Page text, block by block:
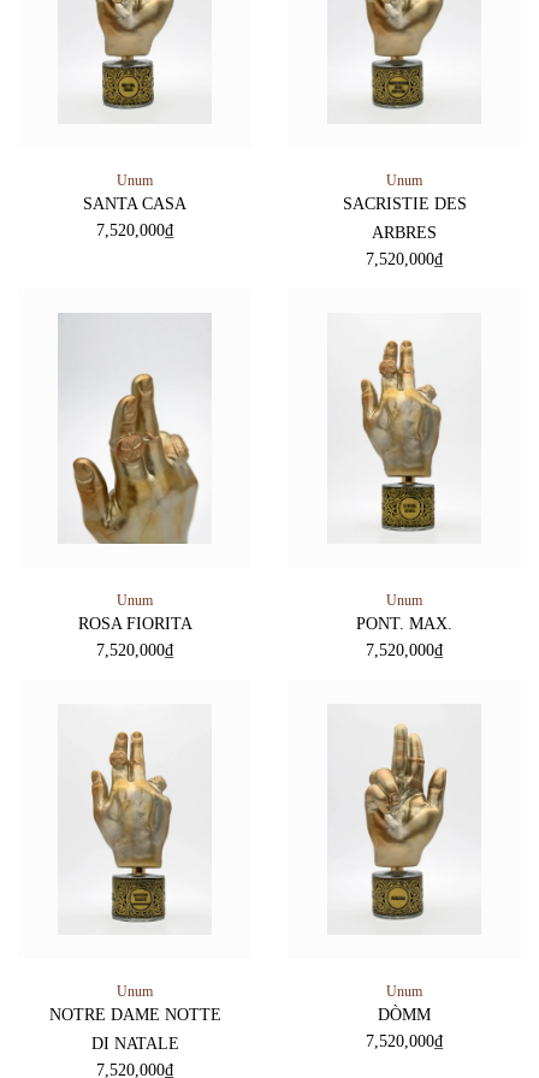
Unum
SANTA CASA
7,520,000₫
Unum
SACRISTIE DES
ARBRES
7,520,000₫
Unum
ROSA FIORITA
7,520,000₫
Unum
PONT. MAX.
7,520,000₫
Unum
NOTRE DAME NOTTE
DI NATALE
7,520,000₫
Unum
DÒMM
7,520,000₫